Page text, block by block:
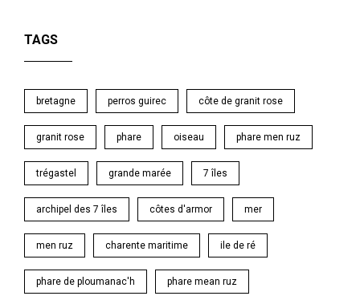
TAGS
bretagne perros guirec côte de granit rose
granit rose phare oiseau phare men ruz
trégastel grande marée 7 îles
archipel des 7 îles côtes d'armor mer
men ruz charente maritime ile de ré
phare de ploumanac'h phare mean ruz